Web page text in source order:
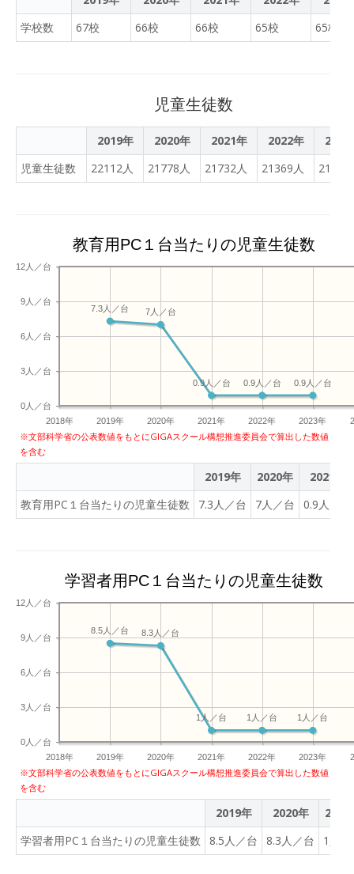
子どもたちも楽しそうに本
を選んでいます。今年の週
間の標語は「ことばがきみ
ファンですので、公式サイ
モンの絵本が必見です。ゴ
ールデンウィークの読書も
楽しみです。
タイムがあったり、楽しく
真剣に学習に取り組んでい
ました。このあとは、懇談
協力、よろしくお願いしま
す。
学校数
67校 66校 66校 65校 65校
児童生徒数
2019年 2020年 2021年 2022年
2023
児童生徒数
22112人 21778人 21732人 21369人 21039
教育用PC１台当たりの児童生徒数
2018年 2019年 2020年 2021年 2022年 2023年
0人／台
3人／台
6人／台
9人／台
12人／台
0.9人／台
0.9人／台
0.9人／台
7人／台
7.3人／台
※文部科学省の公表数値をもとにGIGAスクール構想推進委員会で算出した数値
を含む
2019年 2020年
2021年
教育用PC１台当たりの児童生徒数
7.3人／台 7人／台 0.9人／台
学習者用PC１台当たりの児童生徒数
2018年 2019年 2020年 2021年 2022年 2023年
0人／台
3人／台
6人／台
9人／台
12人／台
1人／台
1人／台
1人／台
8.3人／台
8.5人／台
※文部科学省の公表数値をもとにGIGAスクール構想推進委員会で算出した数値
を含む
2019年 2020年
2021
学習者用PC１台当たりの児童生徒数
8.5人／台 8.3人／台 1人